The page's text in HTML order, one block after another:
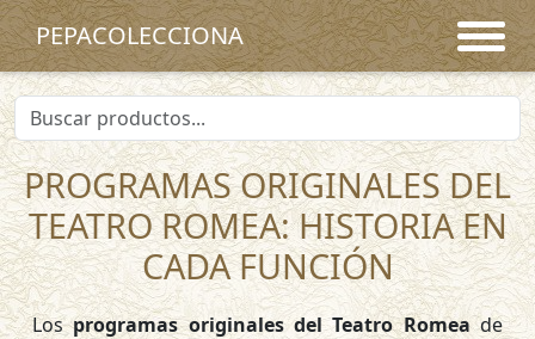
PEPACOLECCIONA
PROGRAMAS ORIGINALES DEL
TEATRO ROMEA: HISTORIA EN
CADA FUNCIÓN
Losprogramas originales del Teatro Romeade